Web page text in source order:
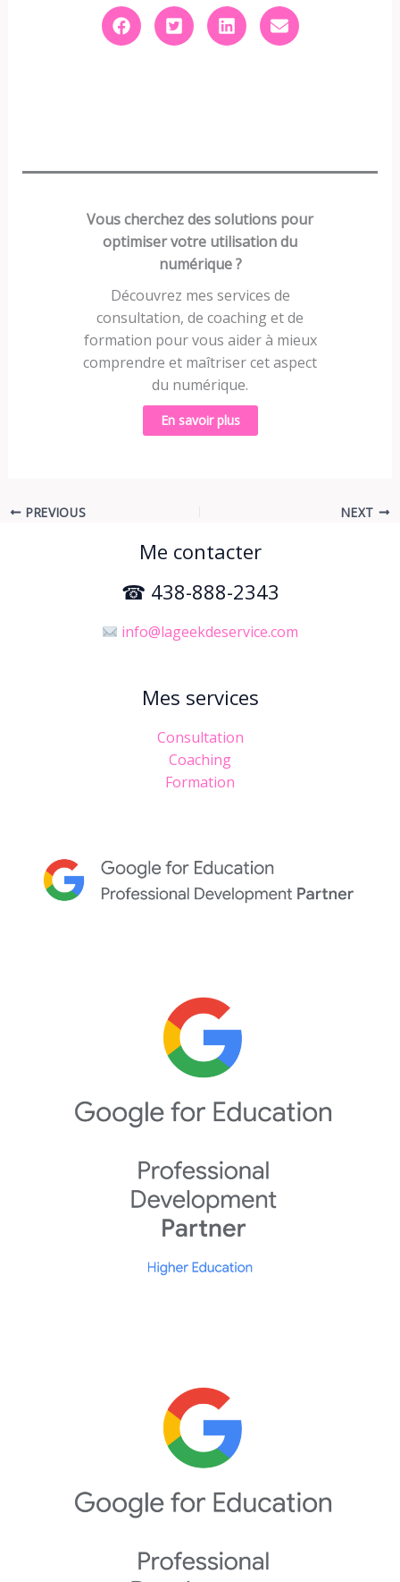
Vous cherchez des solutions pour
optimiser votre utilisation du
numérique ?
Découvrez mes services de
consultation, de coaching et de
formation pour vous aider à mieux
comprendre et maîtriser cet aspect
du numérique.
En savoir plus
PREVIOUS NEXT
Me contacter
☎ 438-888-2343
info@lageekdeservice.com
Mes services
Consultation
Coaching
Formation